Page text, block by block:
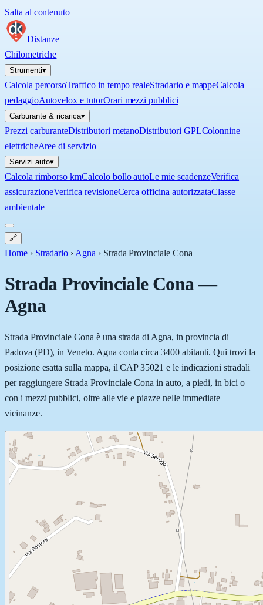
Salta al contenuto
Distanze
Chilometriche
Strumenti▾
Calcola percorsoTraffico in tempo realeStradario e mappeCalcola
pedaggioAutovelox e tutorOrari mezzi pubblici
Carburante & ricarica▾
Prezzi carburanteDistributori metanoDistributori GPLColonnine
elettricheAree di servizio
Servizi auto▾
Calcola rimborso kmCalcolo bollo autoLe mie scadenzeVerifica
assicurazioneVerifica revisioneCerca officina autorizzataClasse
ambientale
🔗
Home › Stradario › Agna › Strada Provinciale Cona
Strada Provinciale Cona—
Agna
Strada Provinciale Cona è una strada di Agna, in provincia di
Padova (PD), in Veneto. Agna conta circa 3400 abitanti. Qui trovi la
posizione esatta sulla mappa, il CAP 35021 e le indicazioni stradali
per raggiungere Strada Provinciale Cona in auto, a piedi, in bici o
con i mezzi pubblici, oltre alle vie e piazze nelle immediate
vicinanze.